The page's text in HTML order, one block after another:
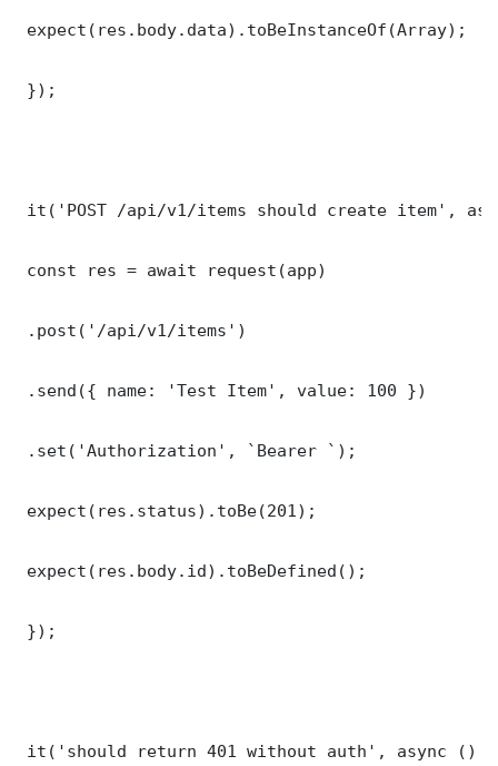
expect(res.body.data).toBeInstanceOf(Array);
});
it('POST /api/v1/items should create item',
const res = await request(app)
.post('/api/v1/items')
.send({ name: 'Test Item', value: 100 })
.set('Authorization', `Bearer `);
expect(res.status).toBe(201);
expect(res.body.id).toBeDefined();
});
it('should return 401 without auth', async ()